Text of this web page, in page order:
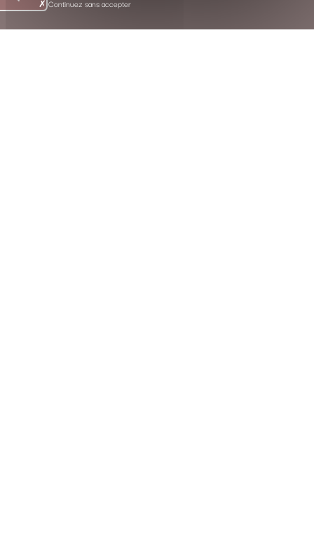
Continuez sans accepter